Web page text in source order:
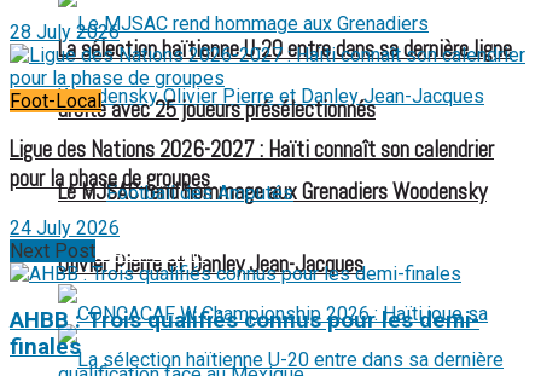
Le MJSAC rend hommage aux Grenadiers Woodensky
Olivier Pierre et Danley Jean-Jacques
La sélection haïtienne U-20 entre dans sa dernière ligne
droite avec 25 joueurs présélectionnés
Football des Amputés
FOOTBALL FÉMININ
28 July 2026
Foot-Local
Ligue des Nations 2026-2027 : Haïti connaît son calendrier
pour la phase de groupes
24 July 2026
Next Post
AHBB : Trois qualifiés connus pour les demi-
finales